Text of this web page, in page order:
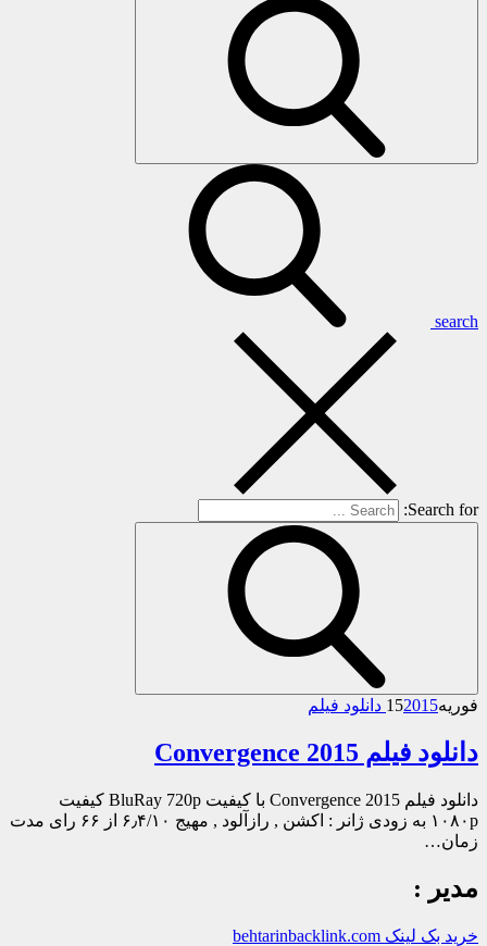
search
Search for:
فوریه 152015 دانلود فیلم
دانلود فیلم Convergence 2015
دانلود فیلم Convergence 2015 با کیفیت BluRay 720p کیفیت
۱۰۸۰p به زودی ژانر : اکشن , رازآلود , مهیج ۶٫۴/۱۰ از ۶۶ رای مدت
زمان…
مدیر :
خرید بک لینک behtarinbacklink.com